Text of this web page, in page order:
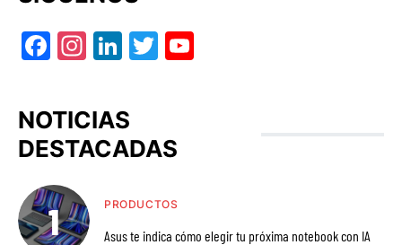
Facebook
Instagram
LinkedIn
Twitter
NOTICIAS
DESTACADAS
PRODUCTOS
Asus te indica cómo elegir tu próxima notebook con IA